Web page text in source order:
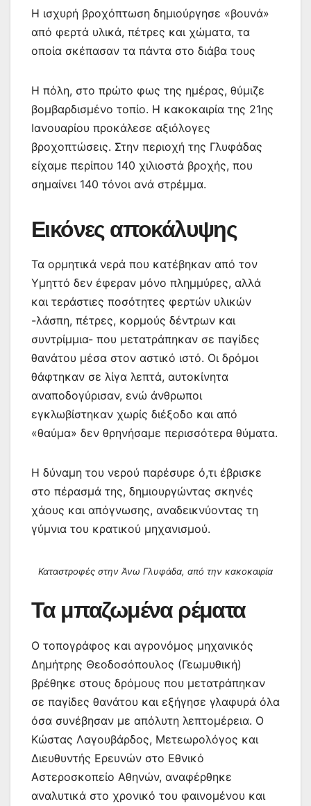
Η ισχυρή βροχόπτωση δημιούργησε «βουνά»
από φερτά υλικά, πέτρες και χώματα, τα
οποία σκέπασαν τα πάντα στο διάβα τους
Η πόλη, στο πρώτο φως της ημέρας, θύμιζε
βομβαρδισμένο τοπίο. Η κακοκαιρία της 21ης
Ιανουαρίου προκάλεσε αξιόλογες
βροχοπτώσεις. Στην περιοχή της Γλυφάδας
είχαμε περίπου 140 χιλιοστά βροχής, που
σημαίνει 140 τόνοι ανά στρέμμα.
Εικόνες αποκάλυψης
Τα ορμητικά νερά που κατέβηκαν από τον
Υμηττό δεν έφεραν μόνο πλημμύρες, αλλά
και τεράστιες ποσότητες φερτών υλικών
-λάσπη, πέτρες, κορμούς δέντρων και
συντρίμμια- που μετατράπηκαν σε παγίδες
θανάτου μέσα στον αστικό ιστό. Οι δρόμοι
θάφτηκαν σε λίγα λεπτά, αυτοκίνητα
αναποδογύρισαν, ενώ άνθρωποι
εγκλωβίστηκαν χωρίς διέξοδο και από
«θαύμα» δεν θρηνήσαμε περισσότερα θύματα.
Η δύναμη του νερού παρέσυρε ό,τι έβρισκε
στο πέρασμά της, δημιουργώντας σκηνές
χάους και απόγνωσης, αναδεικνύοντας τη
γύμνια του κρατικού μηχανισμού.
Καταστροφές στην Άνω Γλυφάδα, από την κακοκαιρία
Τα μπαζωμένα ρέματα
Ο τοπογράφος και αγρονόμος μηχανικός
Δημήτρης Θεοδοσόπουλος (Γεωμυθική)
βρέθηκε στους δρόμους που μετατράπηκαν
σε παγίδες θανάτου και εξήγησε γλαφυρά όλα
όσα συνέβησαν με απόλυτη λεπτομέρεια. Ο
Κώστας Λαγουβάρδος, Μετεωρολόγος και
Διευθυντής Ερευνών στο Εθνικό
Αστεροσκοπείο Αθηνών, αναφέρθηκε
αναλυτικά στο χρονικό του φαινομένου και